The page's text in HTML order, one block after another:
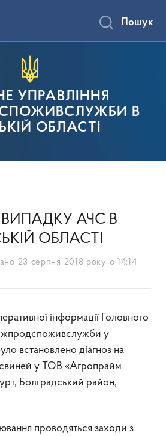
УПРАВЛІННЯ
В
ОБЛАСТІ
Пошук
АЧС В
ОБЛАСТІ
23 серпня 2018 року о 14:14
у
встановлено діагноз на
у ТОВ «Агропрайм
Болградський район,
проводяться заходи з